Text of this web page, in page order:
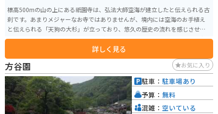
標高500mの山の上にある祇園寺は、弘法大師空海が建立したと伝えられる古
刹です。あまりメジャーなお寺ではありませんが、境内には空海のお手植え
と伝えられる「天狗の大杉」が立っており、悠久の歴史の流れを感じさせて
くれます。 また、境内からは、西に中国山地の山々を眺めることができ、朝
霧がかかる時期には、雄大な雲海を見ることが出来ます。山道をぐるぐると
上がって行く必要がありますので、運転には注意してください。
詳しく見る
方谷園 お気に入り
駐車： 駐車場あり
予算： 無料
混雑： 空いている